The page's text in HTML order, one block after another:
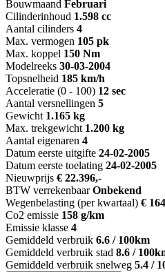
Bouwmaand Februari
Cilinderinhoud 1.598 cc
Aantal cilinders 4
Max. vermogen 105 pk
Max. koppel 150 Nm
Modelreeks 30-03-2004
Topsnelheid 185 km/h
Acceleratie (0 - 100) 12 sec
Aantal versnellingen 5
Gewicht 1.165 kg
Max. trekgewicht 1.200 kg
Aantal eigenaren 4
Datum eerste uitgifte 24-02-2005
Datum eerste toelating 24-02-2005
Nieuwprijs € 22.396,-
BTW verrekenbaar Onbekend
Wegenbelasting (per kwartaal) €
Co2 emissie 158 g/km
Emissie klasse 4
Gemiddeld verbruik 6.6 / 100km
Gemiddeld verbruik stad 8.6 /
Gemiddeld verbruik snelweg 5.4 /